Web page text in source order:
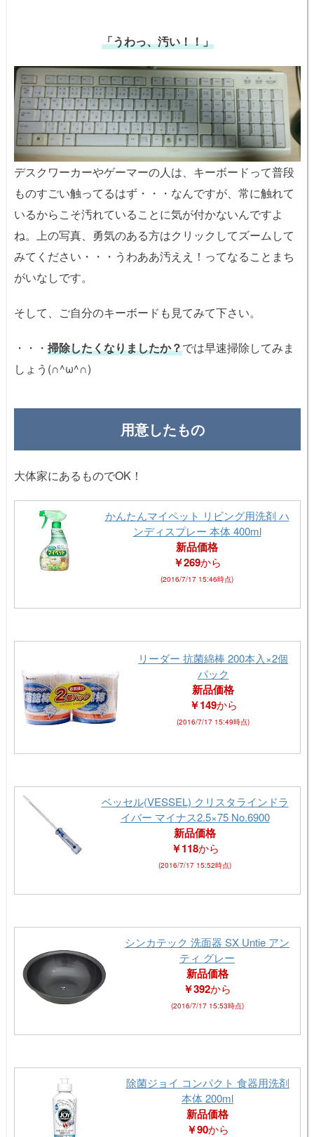
「うわっ、汚い！！」
デスクワーカーやゲーマーの人は、キーボードって普段
ものすごい触ってるはず・・・なんですが、常に触れて
いるからこそ汚れていることに気が付かないんですよ
ね。上の写真、勇気のある方はクリックしてズームして
みてください・・・うわああ汚ええ！ってなることまち
がいなしです。
そして、ご自分のキーボードも見てみて下さい。
・・・ 掃除したくなりましたか？では早速掃除してみま
しょう(∩^ω^∩)
用意したもの
大体家にあるものでOK！
かんたんマイペット リビング用洗剤 ハ
ンディスプレー 本体 400ml
新品価格
￥269から
(2016/7/17 15:46時点)
リーダー 抗菌綿棒 200本入×2個
パック
新品価格
￥149から
(2016/7/17 15:49時点)
ベッセル(VESSEL) クリスタラインドラ
イバー マイナス2.5×75 No.6900
新品価格
￥118から
(2016/7/17 15:52時点)
シンカテック 洗面器 SX Untie アン
ティ グレー
新品価格
￥392から
(2016/7/17 15:53時点)
除菌ジョイ コンパクト 食器用洗剤
本体 200ml
新品価格
￥90から